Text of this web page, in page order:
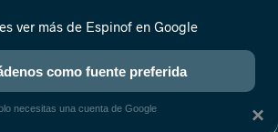
NUEVO
REALITY ANIME RANKINGS CINE ×
ver más de Espinof en Google
como fuente preferida
necesitas una cuenta de Google